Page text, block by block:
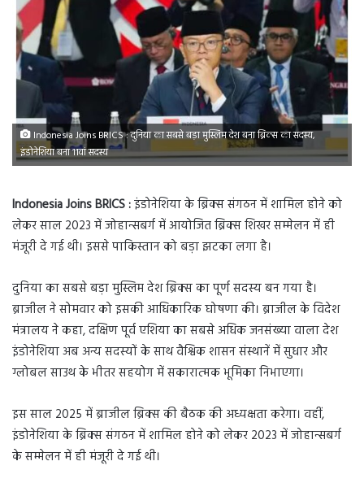
Indonesia Joins BRICS : दुनिया का सबसे बड़ा मुस्लिम देश बना ब्रिक्स का सदस्य,
इंडोनेशिया बना 11वां सदस्य
Indonesia Joins BRICS :इंडोनेशिया के ब्रिक्स संगठन में शामिल होने को
लेकर साल 2023 में जोहान्सबर्ग में आयोजित ब्रिक्स शिखर सम्मेलन में ही
मंजूरी दे गई थी। इससे पाकिस्तान को बड़ा झटका लगा है।
दुनिया का सबसे बड़ा मुस्लिम देश ब्रिक्स का पूर्ण सदस्य बन गया है।
ब्राजील ने सोमवार को इसकी आधिकारिक घोषणा की। ब्राजील के विदेश
मंत्रालय ने कहा, दक्षिण पूर्व एशिया का सबसे अधिक जनसंख्या वाला देश
इंडोनेशिया अब अन्य सदस्यों के साथ वैश्विक शासन संस्थानें में सुधार और
ग्लोबल साउथ के भीतर सहयोग में सकारात्मक भूमिका निभाएगा।
इस साल 2025 में ब्राजील ब्रिक्स की बैठक की अध्यक्षता करेगा। वहीं,
इंडोनेशिया के ब्रिक्स संगठन में शामिल होने को लेकर 2023 में जोहान्सबर्ग
के सम्मेलन में ही मंजूरी दे गई थी।